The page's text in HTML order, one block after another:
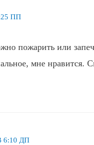
ПП
пожарить или
мне нравится.
6:10 ДП